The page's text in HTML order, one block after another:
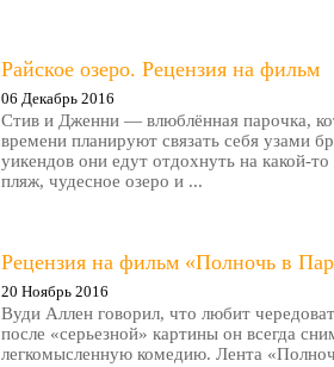
Райское озеро. Рецензия на фильм
06 Декабрь 2016
Стив и Дженни — влюблённая парочка,
времени планируют связать себя узами
уикендов они едут отдохнуть на какой-
пляж, чудесное озеро и ...
Рецензия на фильм «Полночь в
20 Ноябрь 2016
Вуди Аллен говорил, что любит
после «серьезной» картины он всегда
легкомысленную комедию. Лента